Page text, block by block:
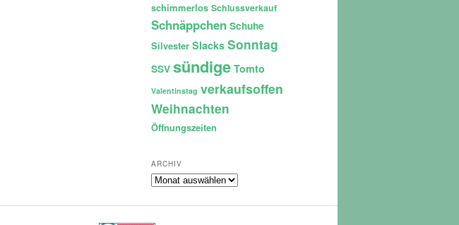
schimmerlos Schlussverkauf
Schnäppchen Schuhe
Silvester Slacks Sonntag
SSV sündige Tomto
Valentinstag verkaufsoffen
Weihnachten
Öffnungszeiten
ARCHIV
Archiv